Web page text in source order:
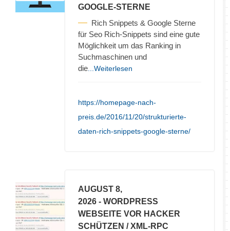
GOOGLE-STERNE
Rich Snippets & Google Sterne
für Seo Rich-Snippets sind eine gute
Möglichkeit um das Ranking in
Suchmaschinen und
die ...Weiterlesen
https://homepage-nach-
preis.de/2016/11/20/strukturierte-
daten-rich-snippets-google-sterne/
AUGUST 8,
2026 - WORDPRESS
WEBSEITE VOR HACKER
SCHÜTZEN / XML-RPC